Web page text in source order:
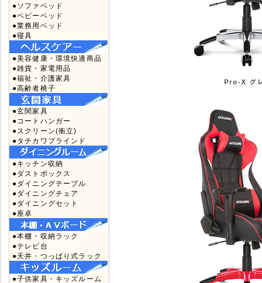
●ソファベッド
●ベビーベッド
●業務用ベッド
●寝具
●美容健康・環境快適商品
●雑貨・家電用品
●福祉・介護家具
●高齢者椅子
●玄関家具
●コートハンガー
●スクリーン(衝立)
●タチカワブラインド
●キッチン収納
●ダストボックス
●ダイニングテーブル
●ダイニングチェア
●ダイニングセット
●座卓
●本棚・収納ラック
●テレビ台
●天井・つっぱり式ラック
●子供家具・キッズルーム